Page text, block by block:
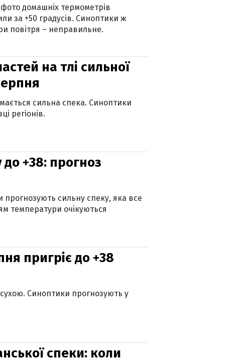
домашніх термометрів
за +50 градусів. Синоптики ж
повітря – неправильне.
на тлі сильної
сильна спека. Синоптики
регіонів.
+38: прогноз
прогнозують сильну спеку, яка все
температури очікуються
пригріє до +38
Синоптики прогнозують у
спеки: коли